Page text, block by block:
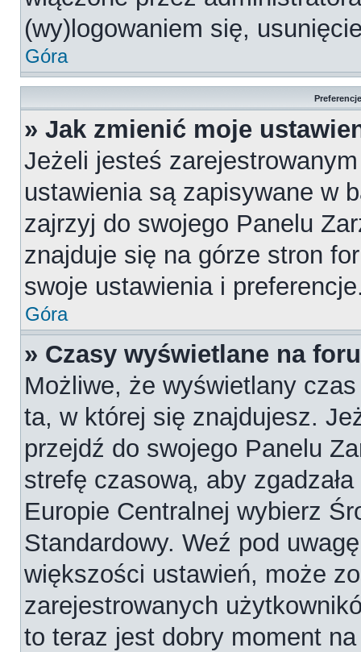
(wy)logowaniem się,
Góra
» Jak zmienić moje
Jeżeli jesteś
ustawienia są zapisywane w
zajrzyj do swojego Panelu
znajduje się na górze stron
swoje ustawienia i
Góra
» Czasy wyświetlane na
Możliwe, że wyświetlany
ta, w której się znajdujesz.
przejdź do swojego Panelu
strefę czasową, aby
Europie Centralnej wybierz
Standardowy. Weź pod
większości ustawień, może
zarejestrowanych
to teraz jest dobry moment